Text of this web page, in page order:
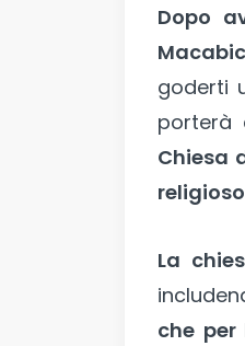
Dopo
goderti
porterà
Chiesa
La
che